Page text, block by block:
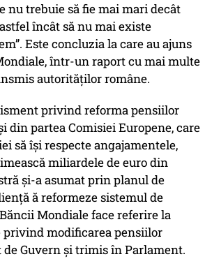
nu trebuie să fie mai mari decât
încât să nu mai existe
Este concluzia la care au ajuns
într-un raport cu mai multe
autorităților române.
privind reforma pensiilor
din partea Comisiei Europene, care
să își respecte angajamentele,
miliardele de euro din
și-a asumat prin planul de
ă reformeze sistemul de
Mondiale face referire la
privind modificarea pensiilor
de Guvern și trimis în Parlament.